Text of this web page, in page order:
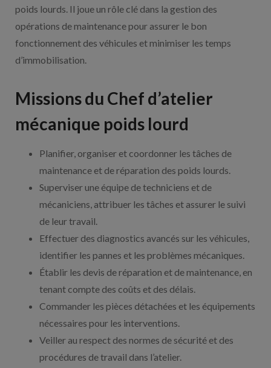
poids lourds. Il joue un rôle clé dans la gestion des
opérations de maintenance pour assurer le bon
fonctionnement des véhicules et minimiser les temps
d’immobilisation.
Missions du Chef d’atelier
mécanique poids lourd
Planifier, organiser et coordonner les tâches de
maintenance et de réparation des poids lourds.
Superviser une équipe de techniciens et de
mécaniciens, attribuer les tâches et assurer le suivi
de leur travail.
Effectuer des diagnostics avancés sur les véhicules,
identifier les pannes et les problèmes mécaniques.
Établir les devis de réparation et de maintenance, en
tenant compte des coûts et des délais.
Commander les pièces détachées et les équipements
nécessaires pour les interventions.
Veiller au respect des normes de sécurité et des
procédures de travail dans l’atelier.